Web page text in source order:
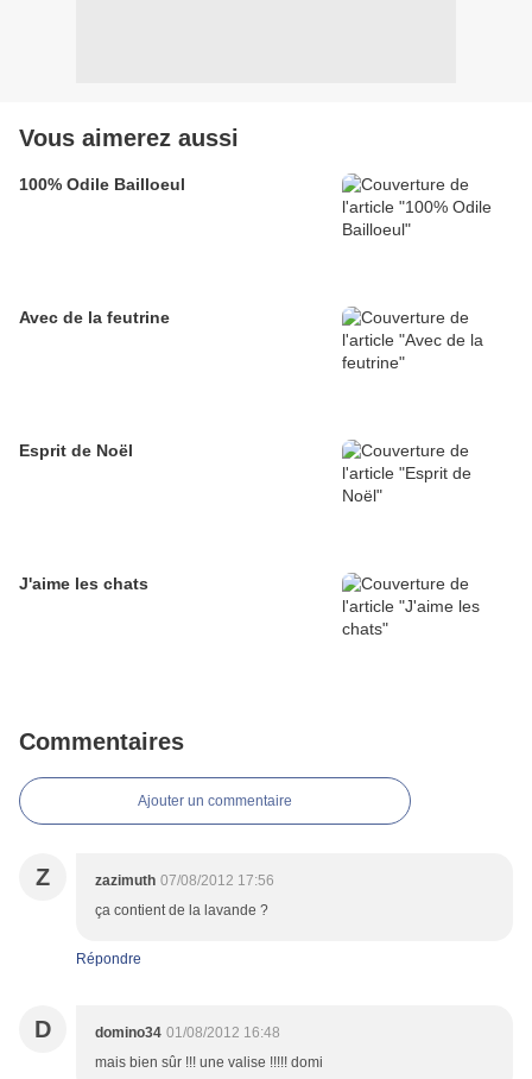
Vous aimerez aussi
100% Odile Bailloeul
Avec de la feutrine
Esprit de Noël
J'aime les chats
Commentaires
Ajouter un commentaire
Z zazimuth 07/08/2012 17:56
ça contient de la lavande ?
Répondre
D domino34 01/08/2012 16:48
mais bien sûr !!! une valise !!!!! domi